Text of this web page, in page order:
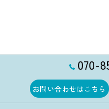
070-
お問い合わせはこちら